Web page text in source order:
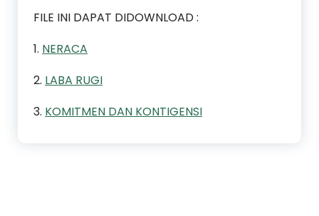
FILE INI DAPAT DIDOWNLOAD :
1. NERACA
2. LABA RUGI
3. KOMITMEN DAN KONTIGENSI